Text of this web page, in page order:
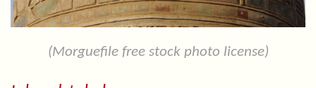
(Morguefile free stock photo license)